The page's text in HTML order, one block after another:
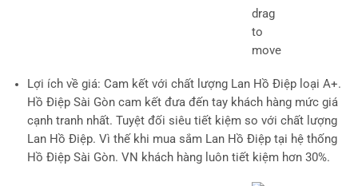
Lợi ích về giá: Cam kết với chất lượng Lan Hồ Điệp loại A+.
Hồ Điệp Sài Gòn cam kết đưa đến tay khách hàng mức giá
cạnh tranh nhất. Tuyệt đối siêu tiết kiệm so với chất lượng
Lan Hồ Điệp. Vì thế khi mua sắm Lan Hồ Điệp tại hệ thống
Hồ Điệp Sài Gòn. VN khách hàng luôn tiết kiệm hơn 30%.